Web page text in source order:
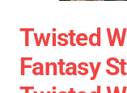
Twisted
Fantasy